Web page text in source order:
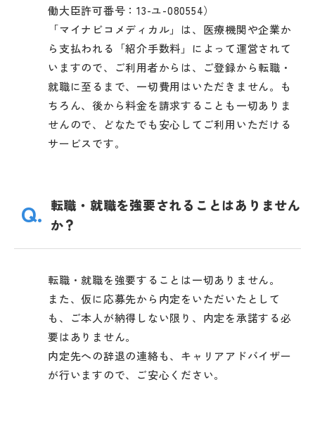
働大臣許可番号：13-ユ-080554）
「マイナビコメディカル」は、医療機関や企業か
ら支払われる「紹介手数料」によって運営されて
いますので、ご利用者からは、ご登録から転職・
就職に至るまで、一切費用はいただきません。も
ちろん、後から料金を請求することも一切ありま
せんので、どなたでも安心してご利用いただける
サービスです。
Q. 転職・就職を強要されることはありません
か？
転職・就職を強要することは一切ありません。
また、仮に応募先から内定をいただいたとして
も、ご本人が納得しない限り、内定を承諾する必
要はありません。
内定先への辞退の連絡も、キャリアアドバイザー
が行いますので、ご安心ください。